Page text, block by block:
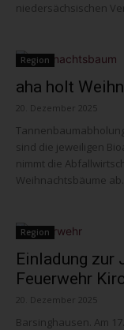
niedersächsischen
Region
aha holt
20. Dezember 2025
sind die jeweiligen
nimmt die
Weihnachtsbäume ab...
Region
Einladung zur
Feuerwehr
20. Dezember 2025
Barsinghausen. Am